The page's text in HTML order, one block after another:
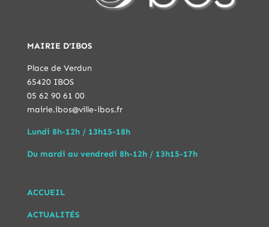
MAIRIE D'IBOS
Place de Verdun
65420 IBOS
05 62 90 61 00
mairie.ibos@ville-ibos.fr
Lundi 8h-12h / 13h15-18h
Du mardi au vendredi 8h-12h / 13h15-17h
ACCUEIL
ACTUALITÉS